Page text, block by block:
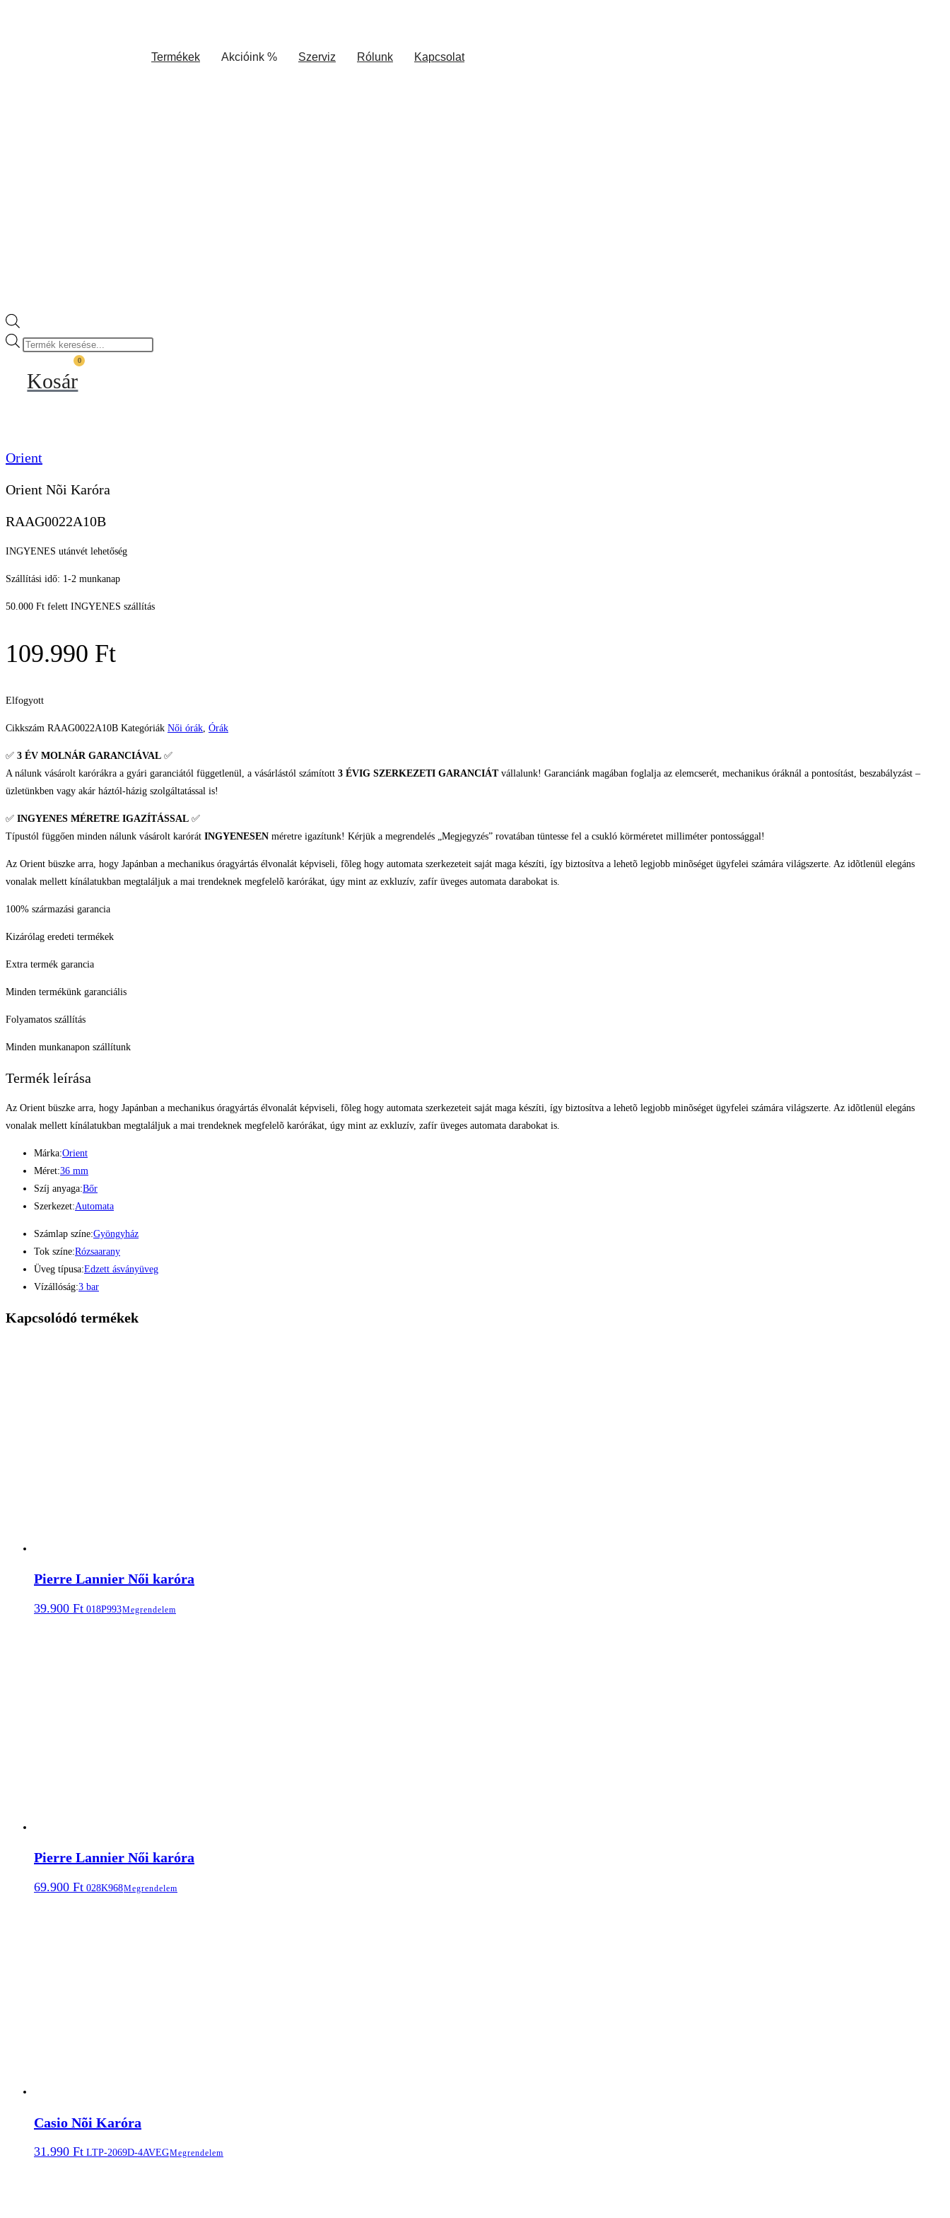
Termékek Akcióink % Szerviz Rólunk Kapcsolat
Products
0
Kosár
Orient
Orient Nõi Karóra
RAAG0022A10B
INGYENES utánvét lehetőség
Szállítási idő: 1-2 munkanap
50.000 Ft felett INGYENES szállítás
109.990 Ft
Elfogyott
Cikkszám RAAG0022A10B Kategóriák Női órák, Órák
✅ 3 ÉV MOLNÁR GARANCIÁVAL ✅
A nálunk vásárolt karórákra a gyári garanciától függetlenül, a vásárlástól számított 3 ÉVIG SZERKEZETI GARANCIÁTvállalunk! Garanciánk magában foglalja az elemcserét, mechanikus óráknál a pontosítást, beszabályzást –
üzletünkben vagy akár háztól-házig szolgáltatással is!
✅ INGYENES MÉRETRE IGAZÍTÁSSAL ✅
Típustól függően minden nálunk vásárolt karórát INGYENESEN méretre igazítunk! Kérjük a megrendelés „Megjegyzés” rovatában tüntesse fel a csukló körméretet milliméter pontossággal!
Az Orient büszke arra, hogy Japánban a mechanikus óragyártás élvonalát képviseli, fõleg hogy automata szerkezeteit saját maga készíti, így biztosítva a lehetõ legjobb minõséget ügyfelei számára világszerte. Az idõtlenül elegáns
vonalak mellett kínálatukban megtaláljuk a mai trendeknek megfelelõ karórákat, úgy mint az exkluzív, zafír üveges automata darabokat is.
100% származási garancia
Kizárólag eredeti termékek
Extra termék garancia
Minden termékünk garanciális
Folyamatos szállítás
Minden munkanapon szállítunk
Termék leírása
Az Orient büszke arra, hogy Japánban a mechanikus óragyártás élvonalát képviseli, fõleg hogy automata szerkezeteit saját maga készíti, így biztosítva a lehetõ legjobb minõséget ügyfelei számára világszerte. Az idõtlenül elegáns
vonalak mellett kínálatukban megtaláljuk a mai trendeknek megfelelõ karórákat, úgy mint az exkluzív, zafír üveges automata darabokat is.
Márka:Orient
Méret:36 mm
Szíj anyaga:Bőr
Szerkezet:Automata
Számlap színe:Gyöngyház
Tok színe:Rózsaarany
Üveg típusa:Edzett ásványüveg
Vízállóság:3 bar
Kapcsolódó termékek
Pierre Lannier Női karóra
39.900 Ft 018P993Megrendelem
Pierre Lannier Női karóra
69.900 Ft 028K968Megrendelem
Casio Nõi Karóra
31.990 Ft LTP-2069D-4AVEGMegrendelem